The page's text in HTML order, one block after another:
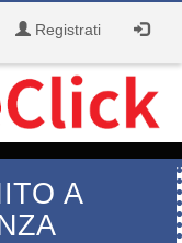
Registrati
A